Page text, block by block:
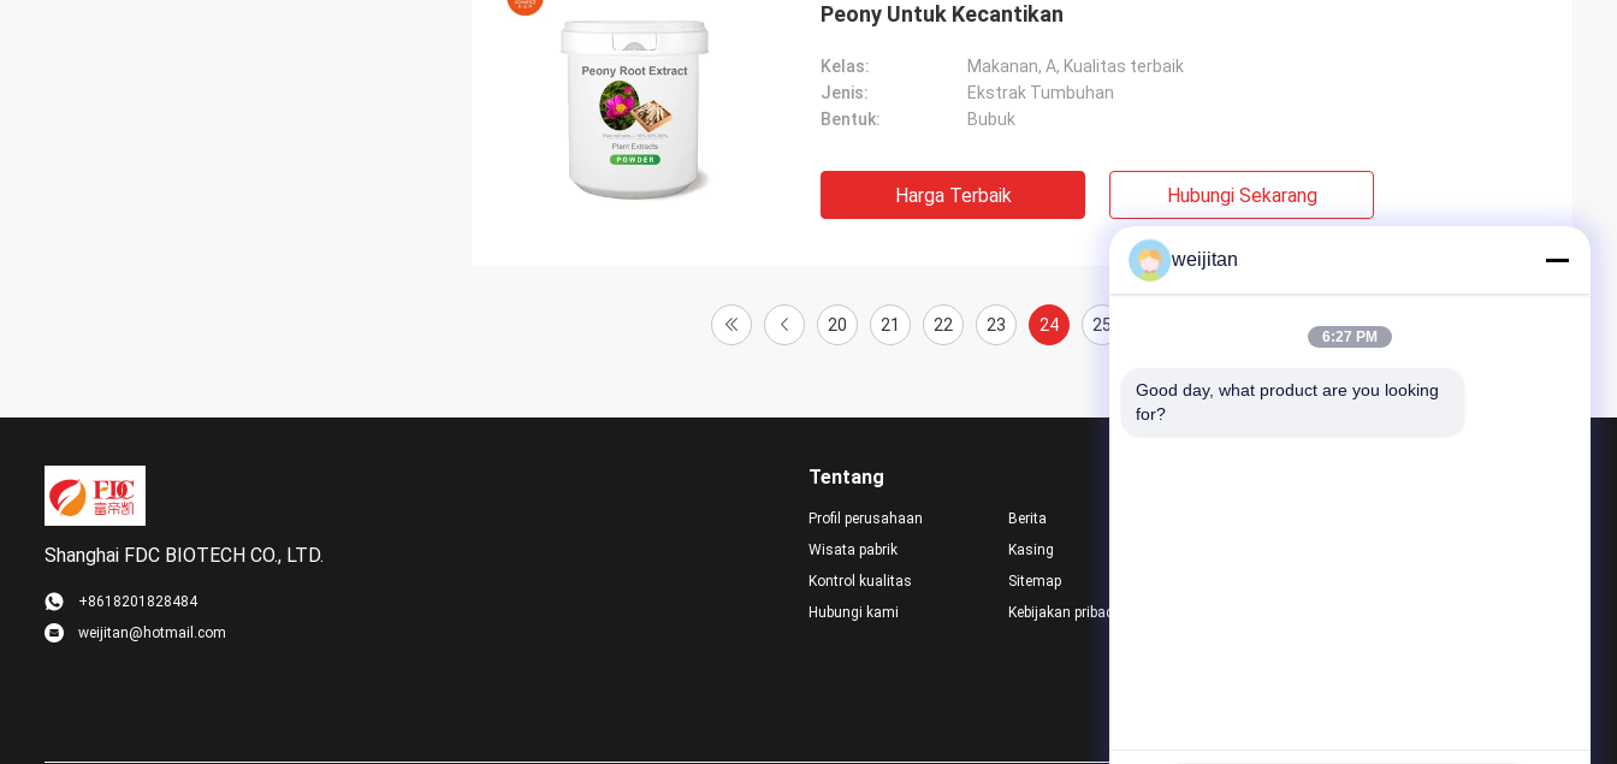
Peony Untuk Kecantikan
Kelas:
Makanan, A, Kualitas terbaik
Jenis:
Ekstrak Tumbuhan
Bentuk:
Bubuk
Harga Terbaik Hubungi Sekarang
20 21 22 23 24 25
Shanghai FDC BIOTECH CO., LTD.
+8618201828484
weijitan@hotmail.com
Tentang
Profil perusahaan
Wisata pabrik
Kontrol kualitas
Hubungi kami
Berita
Kasing
Sitemap
Kebijakan pribadi
weijitan
6:27 PM
Good day, what product are you looking
for?